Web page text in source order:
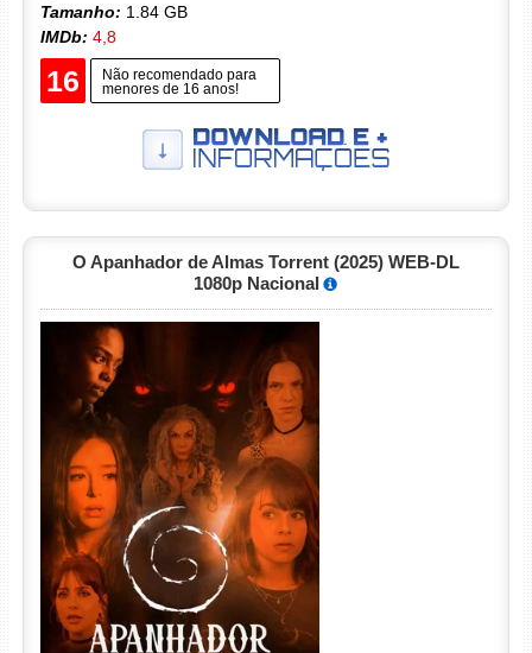
Tamanho: 1.84 GB
IMDb: 4,8
16
Não recomendado para
menores de 16 anos!
O Apanhador de Almas Torrent (2025) WEB-DL
1080p Nacional